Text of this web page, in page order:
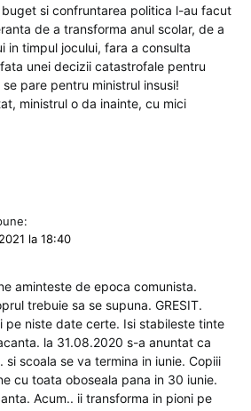
si confruntarea politica l-au facut
de a transforma anul scolar, de a
in timpul jocului, fara a consulta
unei decizii catastrofale pentru
pare pentru ministrul insusi!
ministrul o da inainte, cu mici
la 18:40
aminteste de epoca comunista.
trebuie sa se supuna. GRESIT.
pe niste date certe. Isi stabileste tinte
la 31.08.2020 s-a anuntat ca
si scoala se va termina in iunie. Copiii
cu toata oboseala pana in 30 iunie.
Acum.. ii transforma in pioni pe